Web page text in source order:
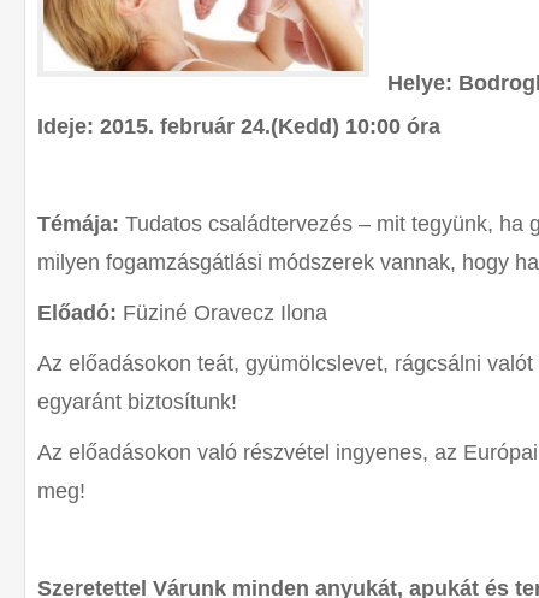
Helye:
Ideje: 2015. február 24.(Kedd) 10:00 óra
Témája: Tudatos családtervezés – mit tegyünk, ha
milyen fogamzásgátlási módszerek vannak, hogy
Előadó: Füziné Oravecz Ilona
Az előadásokon teát, gyümölcslevet, rágcsálni
egyaránt biztosítunk!
Az előadásokon való részvétel ingyenes, az
meg!
Szeretettel Várunk minden anyukát, apukát és